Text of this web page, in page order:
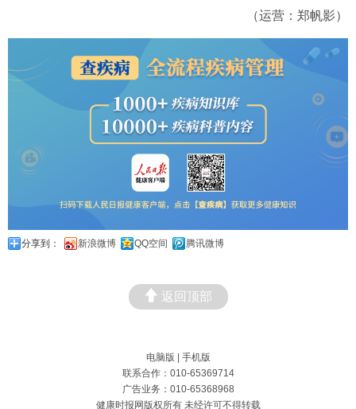
（运营：郑帆影）
分享到： 新浪微博 QQ空间 腾讯微博
返回顶部
电脑版 | 手机版
联系合作：010-65369714
广告业务：010-65368968
健康时报网版权所有 未经许可不得转载